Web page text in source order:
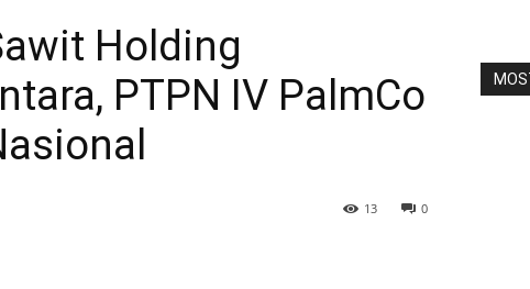
Holding
PTPN IV PalmCo
0
13